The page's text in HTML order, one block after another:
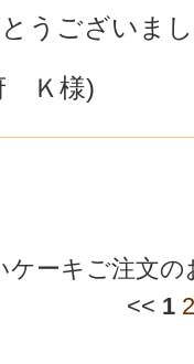
うございま
Ｋ様)
ケーキご注文
<< 1 2